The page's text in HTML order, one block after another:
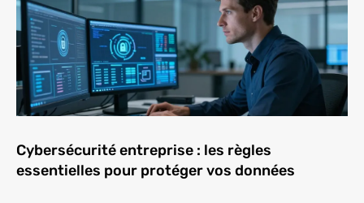
Cybersécurité entreprise : les règles
essentielles pour protéger vos données